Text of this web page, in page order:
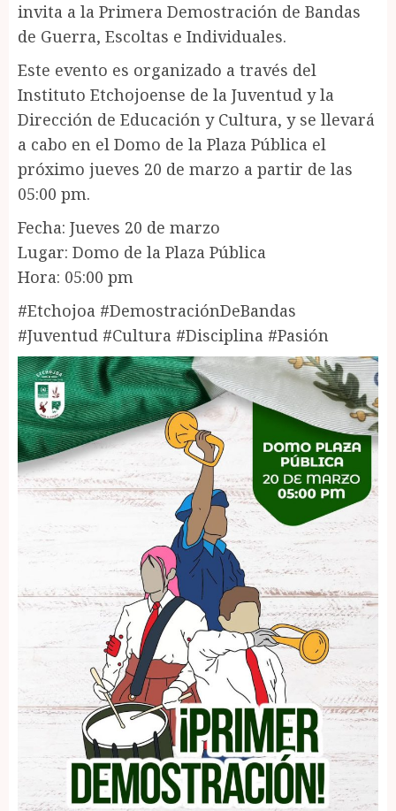
invita a la Primera Demostración de Bandas
de Guerra, Escoltas e Individuales.
Este evento es organizado a través del
Instituto Etchojoense de la Juventud y la
Dirección de Educación y Cultura, y se llevará
a cabo en el Domo de la Plaza Pública el
próximo jueves 20 de marzo a partir de las
05:00 pm.
Fecha: Jueves 20 de marzo
Lugar: Domo de la Plaza Pública
Hora: 05:00 pm
#Etchojoa #DemostraciónDeBandas
#Juventud #Cultura #Disciplina #Pasión